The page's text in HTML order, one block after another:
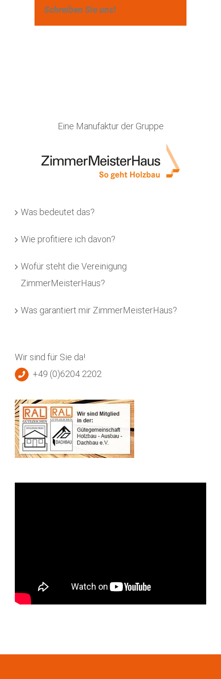
Schreiben Sie uns!
Eine Manufaktur der Gruppe
Was bedeutet das?
Wie profitiere ich davon?
Wofür steht die Vereinigung
ZimmerMeisterHaus?
Was garantiert mir ZimmerMeisterHaus?
Wir sind für Sie da!
+49 (0)6204 2202